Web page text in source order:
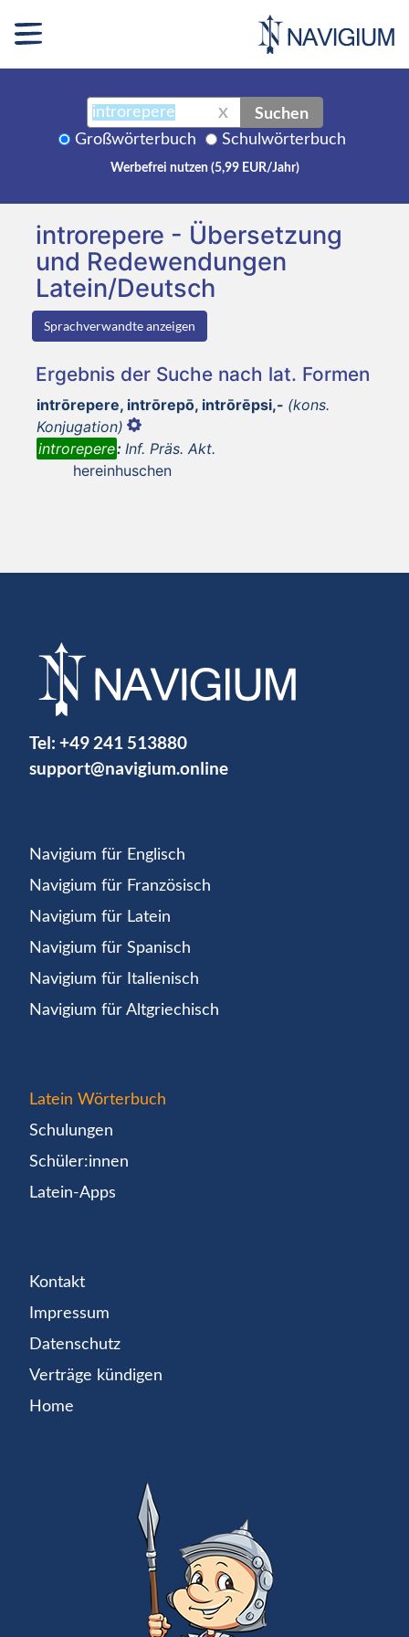
X Suchen
Großwörterbuch Schulwörterbuch
Werbefrei nutzen (5,99 EUR/Jahr)
introrepere - Übersetzung
und Redewendungen
Latein/Deutsch
Sprachverwandte anzeigen
Ergebnis der Suche nach lat. Formen
intrōrepere, intrōrepō, intrōrēpsi,- (kons.
Konjugation)
introrepere: Inf. Präs. Akt.
hereinhuschen
Tel: +49 241 513880
support@navigium.online
Navigium für Englisch
Navigium für Französisch
Navigium für Latein
Navigium für Spanisch
Navigium für Italienisch
Navigium für Altgriechisch
Latein Wörterbuch
Schulungen
Schüler:innen
Latein-Apps
Kontakt
Impressum
Datenschutz
Verträge kündigen
Home